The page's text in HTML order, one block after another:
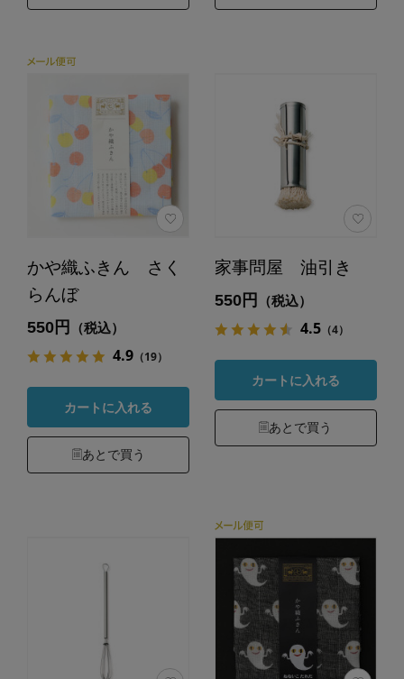
かや織ふきん さく
らんぼ
550円 （税込）
4.9（19）
カートに入れる
あとで買う
家事問屋 油引き
550円 （税込）
4.5（4）
カートに入れる
あとで買う